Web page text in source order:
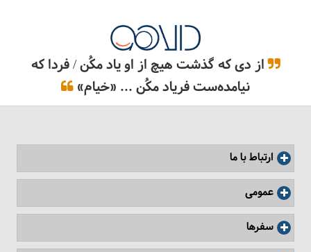
سفر به استانبول از صفر تا صد، هرچه باید بدانید
از دی که گذشت هیچ از او یاد مکُن / فردا که
نیامده‌ست فریاد مکُن ... «خیام»
ارتباط با ما
عمومی
سفرها